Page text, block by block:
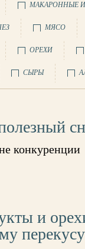
МАКАРОННЫЕ
МЯСО
ОРЕХИ
СЫРЫ
конкуренции
и
перекусу